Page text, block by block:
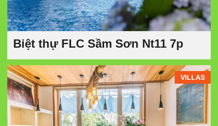
Biệt thự FLC Sầm Sơn Nt11 7p
VILLAS